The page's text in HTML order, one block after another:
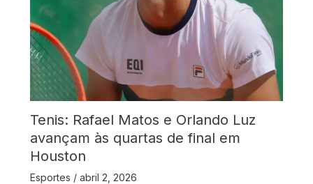
Tenis: Rafael Matos e Orlando Luz
avançam às quartas de final em
Houston
Esportes / abril 2, 2026